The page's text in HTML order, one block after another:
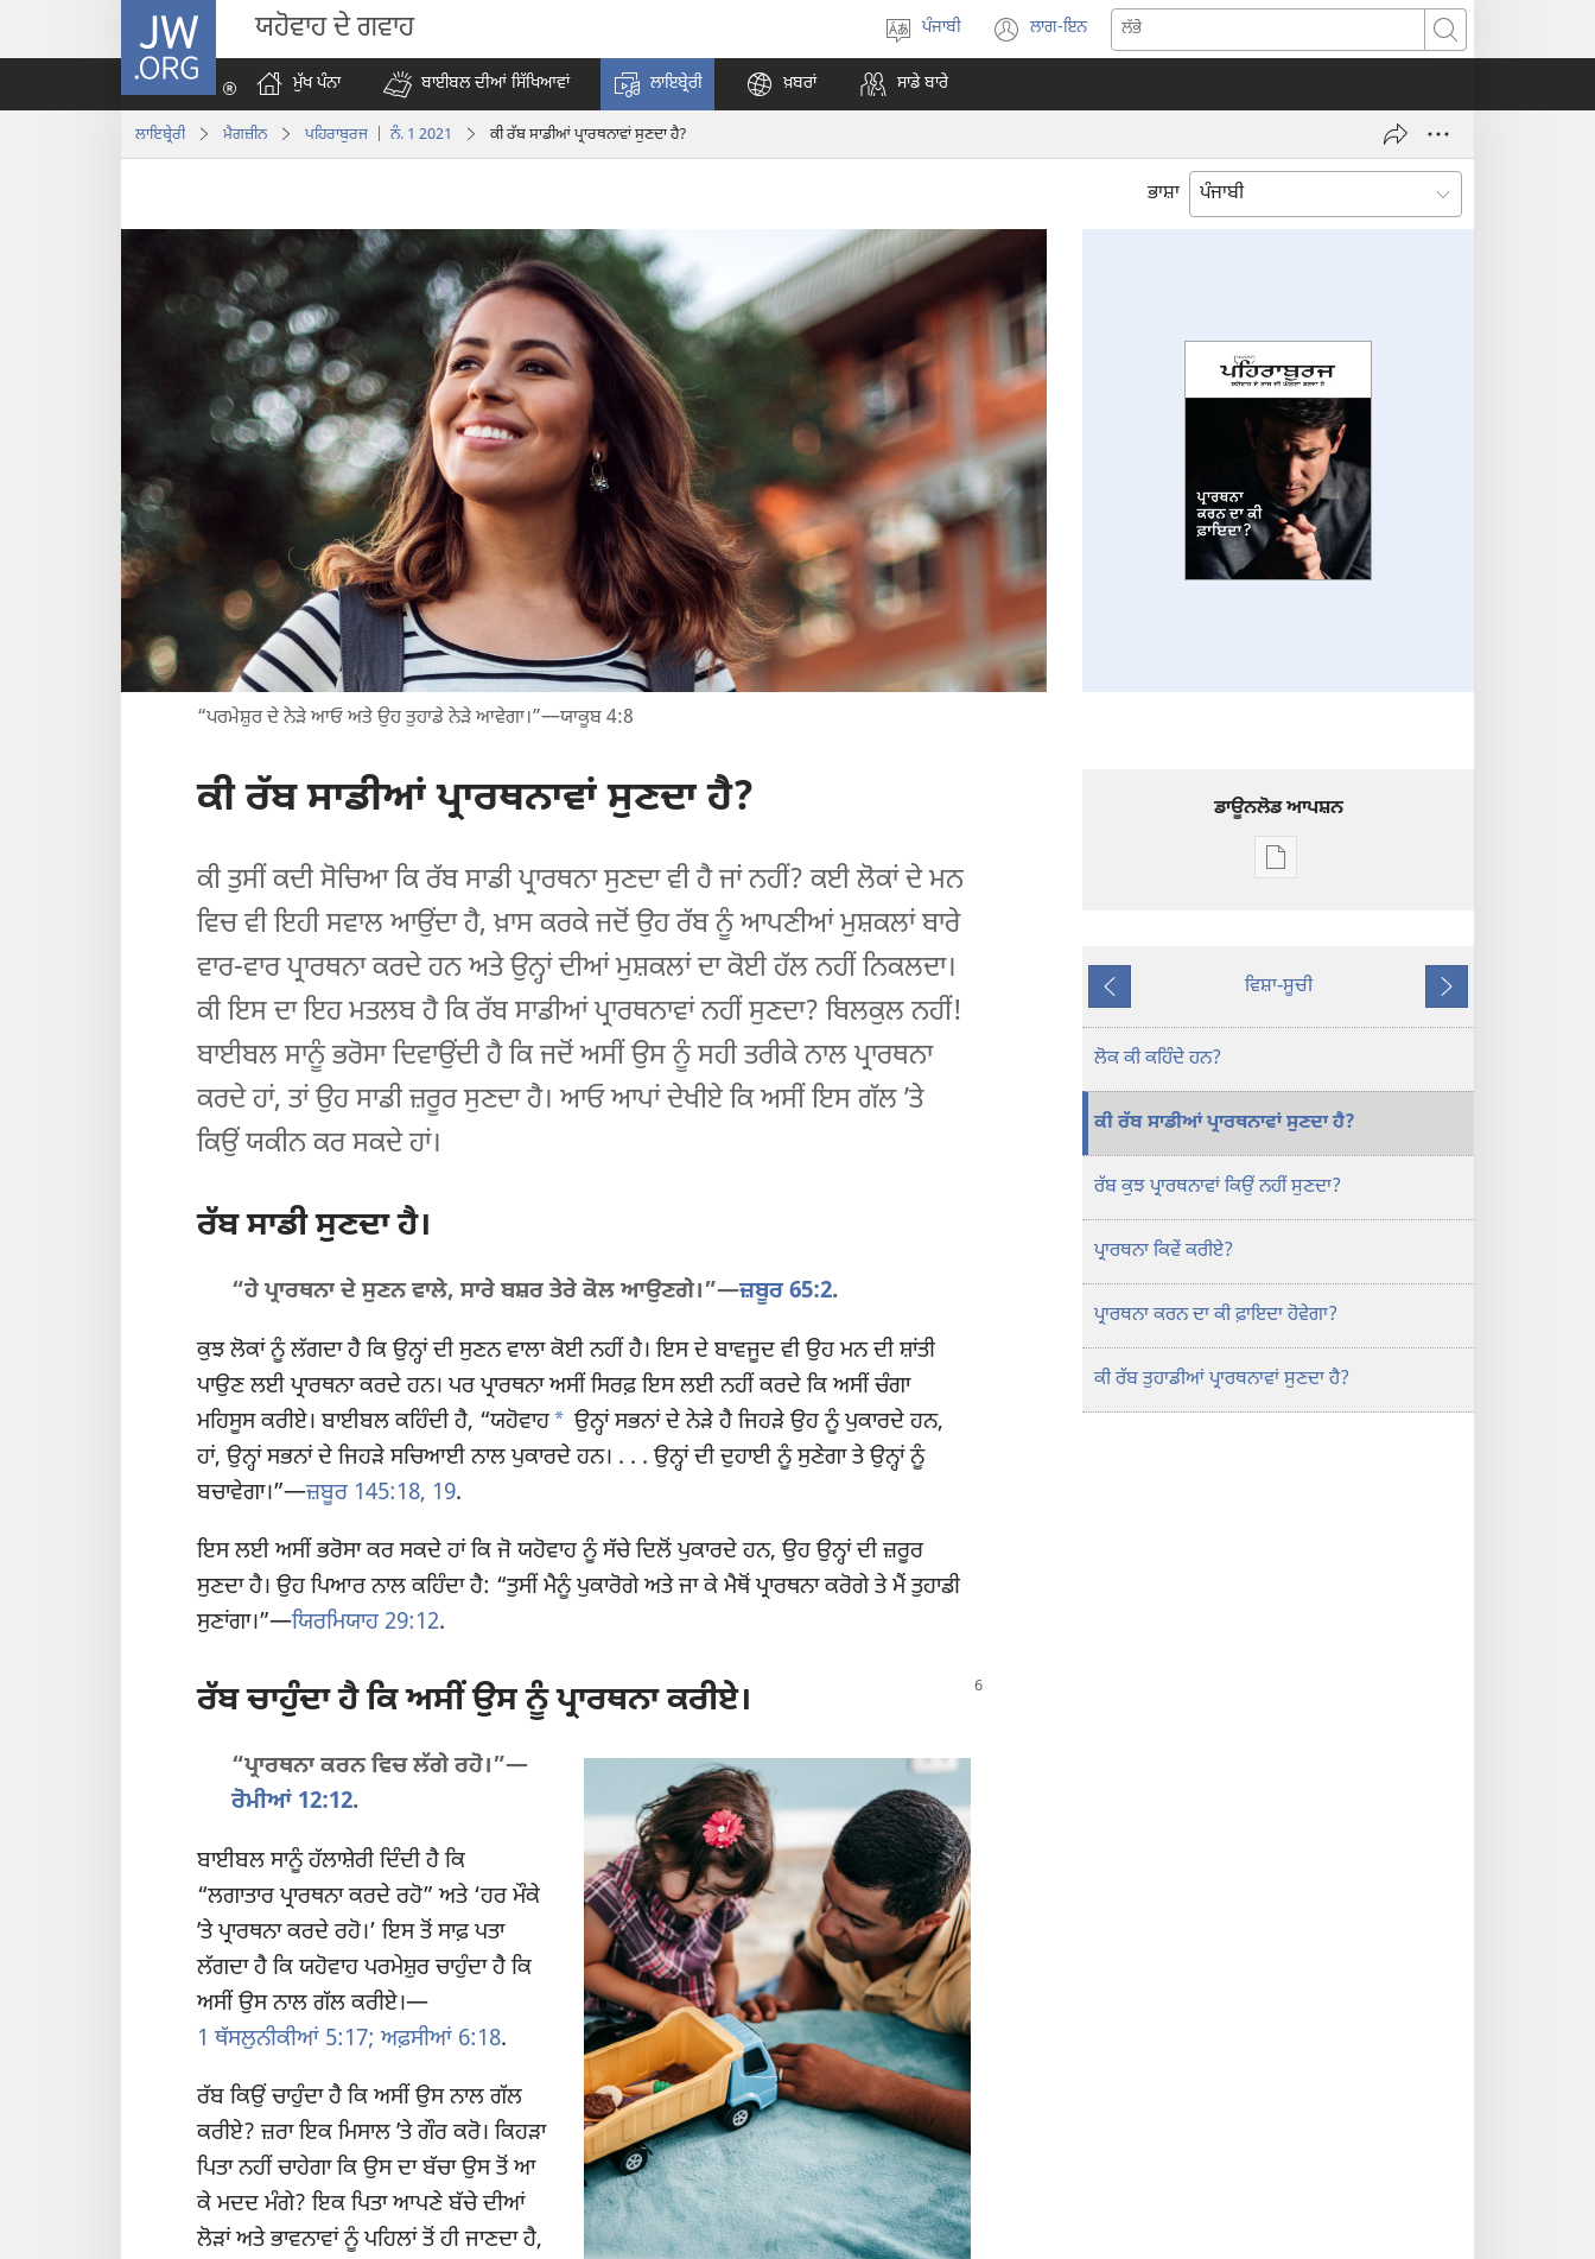
JW.ORG ਯਹੋਵਾਹ ਦੇ ਗਵਾਹ
ਚੁਣੋ
ਪੰਜਾਬੀ ਲਾਗ-ਇਨ
new
ਲੱਭੋ
ਮੁੱਖ ਪੰਨਾ ਬਾਈਬਲ ਦੀਆਂ ਸਿੱਖਿਆਵਾਂ ਲਾਇਬ੍ਰੇਰੀ ਖ਼ਬਰਾਂ ਸਾਡੇ ਬਾਰੇ
ਲਾਇਬ੍ਰੇਰੀ ਮੈਗਜ਼ੀਨ ਪਹਿਰਾਬੁਰਜ | ਨੰ. 1 2021 ਕੀ ਰੱਬ ਸਾਡੀਆਂ ਪ੍ਰਾਰਥਨਾਵਾਂ ਸੁਣਦਾ ਹੈ?
ਭਾਸ਼ਾ
“ਪਰਮੇਸ਼ੁਰ ਦੇ ਨੇੜੇ ਆਓ ਅਤੇ ਉਹ ਤੁਹਾਡੇ ਨੇੜੇ ਆਵੇਗਾ।”—ਯਾਕੂਬ 4:8
ਕੀ ਰੱਬ ਸਾਡੀਆਂ ਪ੍ਰਾਰਥਨਾਵਾਂ ਸੁਣਦਾ ਹੈ?
ਕੀ ਤੁਸੀਂ ਕਦੀ ਸੋਚਿਆ ਕਿ ਰੱਬ ਸਾਡੀ ਪ੍ਰਾਰਥਨਾ ਸੁਣਦਾ ਵੀ ਹੈ ਜਾਂ ਨਹੀਂ? ਕਈ ਲੋਕਾਂ ਦੇ ਮਨ
ਵਿਚ ਵੀ ਇਹੀ ਸਵਾਲ ਆਉਂਦਾ ਹੈ, ਖ਼ਾਸ ਕਰਕੇ ਜਦੋਂ ਉਹ ਰੱਬ ਨੂੰ ਆਪਣੀਆਂ ਮੁਸ਼ਕਲਾਂ ਬਾਰੇ
ਵਾਰ-ਵਾਰ ਪ੍ਰਾਰਥਨਾ ਕਰਦੇ ਹਨ ਅਤੇ ਉਨ੍ਹਾਂ ਦੀਆਂ ਮੁਸ਼ਕਲਾਂ ਦਾ ਕੋਈ ਹੱਲ ਨਹੀਂ ਨਿਕਲਦਾ।
ਕੀ ਇਸ ਦਾ ਇਹ ਮਤਲਬ ਹੈ ਕਿ ਰੱਬ ਸਾਡੀਆਂ ਪ੍ਰਾਰਥਨਾਵਾਂ ਨਹੀਂ ਸੁਣਦਾ? ਬਿਲਕੁਲ ਨਹੀਂ!
ਬਾਈਬਲ ਸਾਨੂੰ ਭਰੋਸਾ ਦਿਵਾਉਂਦੀ ਹੈ ਕਿ ਜਦੋਂ ਅਸੀਂ ਉਸ ਨੂੰ ਸਹੀ ਤਰੀਕੇ ਨਾਲ ਪ੍ਰਾਰਥਨਾ
ਕਰਦੇ ਹਾਂ, ਤਾਂ ਉਹ ਸਾਡੀ ਜ਼ਰੂਰ ਸੁਣਦਾ ਹੈ। ਆਓ ਆਪਾਂ ਦੇਖੀਏ ਕਿ ਅਸੀਂ ਇਸ ਗੱਲ ʼਤੇ
ਕਿਉਂ ਯਕੀਨ ਕਰ ਸਕਦੇ ਹਾਂ।
ਰੱਬ ਸਾਡੀ ਸੁਣਦਾ ਹੈ।
“ਹੇ ਪ੍ਰਾਰਥਨਾ ਦੇ ਸੁਣਨ ਵਾਲੇ, ਸਾਰੇ ਬਸ਼ਰ ਤੇਰੇ ਕੋਲ ਆਉਣਗੇ।”—ਜ਼ਬੂਰ 65:2.
ਕੁਝ ਲੋਕਾਂ ਨੂੰ ਲੱਗਦਾ ਹੈ ਕਿ ਉਨ੍ਹਾਂ ਦੀ ਸੁਣਨ ਵਾਲਾ ਕੋਈ ਨਹੀਂ ਹੈ। ਇਸ ਦੇ ਬਾਵਜੂਦ ਵੀ ਉਹ ਮਨ ਦੀ ਸ਼ਾਂਤੀ
ਪਾਉਣ ਲਈ ਪ੍ਰਾਰਥਨਾ ਕਰਦੇ ਹਨ। ਪਰ ਪ੍ਰਾਰਥਨਾ ਅਸੀਂ ਸਿਰਫ਼ ਇਸ ਲਈ ਨਹੀਂ ਕਰਦੇ ਕਿ ਅਸੀਂ ਚੰਗਾ
ਮਹਿਸੂਸ ਕਰੀਏ। ਬਾਈਬਲ ਕਹਿੰਦੀ ਹੈ, “ਯਹੋਵਾਹa ਉਨ੍ਹਾਂ ਸਭਨਾਂ ਦੇ ਨੇੜੇ ਹੈ ਜਿਹੜੇ ਉਹ ਨੂੰ ਪੁਕਾਰਦੇ ਹਨ,
ਹਾਂ, ਉਨ੍ਹਾਂ ਸਭਨਾਂ ਦੇ ਜਿਹੜੇ ਸਚਿਆਈ ਨਾਲ ਪੁਕਾਰਦੇ ਹਨ। . . . ਉਨ੍ਹਾਂ ਦੀ ਦੁਹਾਈ ਨੂੰ ਸੁਣੇਗਾ ਤੇ ਉਨ੍ਹਾਂ ਨੂੰ
ਬਚਾਵੇਗਾ।”—ਜ਼ਬੂਰ 145:18, 19.
ਇਸ ਲਈ ਅਸੀਂ ਭਰੋਸਾ ਕਰ ਸਕਦੇ ਹਾਂ ਕਿ ਜੋ ਯਹੋਵਾਹ ਨੂੰ ਸੱਚੇ ਦਿਲੋਂ ਪੁਕਾਰਦੇ ਹਨ, ਉਹ ਉਨ੍ਹਾਂ ਦੀ ਜ਼ਰੂਰ
ਸੁਣਦਾ ਹੈ। ਉਹ ਪਿਆਰ ਨਾਲ ਕਹਿੰਦਾ ਹੈ: “ਤੁਸੀਂ ਮੈਨੂੰ ਪੁਕਾਰੋਗੇ ਅਤੇ ਜਾ ਕੇ ਮੈਥੋਂ ਪ੍ਰਾਰਥਨਾ ਕਰੋਗੇ ਤੇ ਮੈਂ ਤੁਹਾਡੀ
ਸੁਣਾਂਗਾ।”—ਯਿਰਮਿਯਾਹ 29:12.
ਰੱਬ ਚਾਹੁੰਦਾ ਹੈ ਕਿ ਅਸੀਂ ਉਸ ਨੂੰ ਪ੍ਰਾਰਥਨਾ ਕਰੀਏ।
“ਪ੍ਰਾਰਥਨਾ ਕਰਨ ਵਿਚ ਲੱਗੇ ਰਹੋ।”—
ਰੋਮੀਆਂ 12:12.
ਬਾਈਬਲ ਸਾਨੂੰ ਹੱਲਾਸ਼ੇਰੀ ਦਿੰਦੀ ਹੈ ਕਿ
“ਲਗਾਤਾਰ ਪ੍ਰਾਰਥਨਾ ਕਰਦੇ ਰਹੋ” ਅਤੇ ‘ਹਰ ਮੌਕੇ
ʼਤੇ ਪ੍ਰਾਰਥਨਾ ਕਰਦੇ ਰਹੋ।’ ਇਸ ਤੋਂ ਸਾਫ਼ ਪਤਾ
ਲੱਗਦਾ ਹੈ ਕਿ ਯਹੋਵਾਹ ਪਰਮੇਸ਼ੁਰ ਚਾਹੁੰਦਾ ਹੈ ਕਿ
ਅਸੀਂ ਉਸ ਨਾਲ ਗੱਲ ਕਰੀਏ।—
1 ਥੱਸਲੁਨੀਕੀਆਂ 5:17; ਅਫ਼ਸੀਆਂ 6:18.
ਰੱਬ ਕਿਉਂ ਚਾਹੁੰਦਾ ਹੈ ਕਿ ਅਸੀਂ ਉਸ ਨਾਲ ਗੱਲ
ਕਰੀਏ? ਜ਼ਰਾ ਇਕ ਮਿਸਾਲ ʼਤੇ ਗੌਰ ਕਰੋ। ਕਿਹੜਾ
ਪਿਤਾ ਨਹੀਂ ਚਾਹੇਗਾ ਕਿ ਉਸ ਦਾ ਬੱਚਾ ਉਸ ਤੋਂ ਆ
ਕੇ ਮਦਦ ਮੰਗੇ? ਇਕ ਪਿਤਾ ਆਪਣੇ ਬੱਚੇ ਦੀਆਂ
ਲੋੜਾਂ ਅਤੇ ਭਾਵਨਾਵਾਂ ਨੂੰ ਪਹਿਲਾਂ ਤੋਂ ਹੀ ਜਾਣਦਾ ਹੈ,
ਡਾਊਨਲੋਡ ਆਪਸ਼ਨ
ਡਿਜੀਟਲ
ਆਪਸ਼ਨ
ਦਾ
ਕੀ
ਪਿਛਲਾ
ਵਿਸ਼ਾ-ਸੂਚੀ
ਅਗਲਾ
ਲੋਕ ਕੀ ਕਹਿੰਦੇ ਹਨ?
ਕੀ ਰੱਬ ਸਾਡੀਆਂ ਪ੍ਰਾਰਥਨਾਵਾਂ ਸੁਣਦਾ ਹੈ?
ਰੱਬ ਕੁਝ ਪ੍ਰਾਰਥਨਾਵਾਂ ਕਿਉਂ ਨਹੀਂ ਸੁਣਦਾ?
ਪ੍ਰਾਰਥਨਾ ਕਿਵੇਂ ਕਰੀਏ?
ਪ੍ਰਾਰਥਨਾ ਕਰਨ ਦਾ ਕੀ ਫ਼ਾਇਦਾ ਹੋਵੇਗਾ?
ਕੀ ਰੱਬ ਤੁਹਾਡੀਆਂ ਪ੍ਰਾਰਥਨਾਵਾਂ ਸੁਣਦਾ ਹੈ?